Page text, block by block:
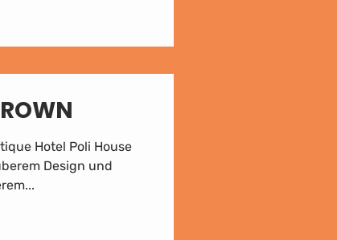
Hotel Poli House
Design und